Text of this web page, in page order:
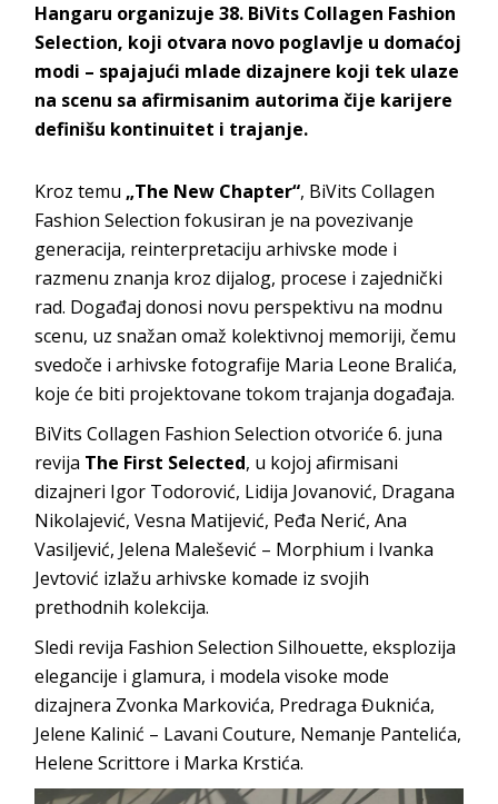
Hangaru organizuje 38. BiVits Collagen Fashion
Selection, koji otvara novo poglavlje u domaćoj
modi – spajajući mlade dizajnere koji tek ulaze
na scenu sa afirmisanim autorima čije karijere
definišu kontinuitet i trajanje.
Kroz temu„The New Chapter“, BiVits Collagen
Fashion Selection fokusiran je na povezivanje
generacija, reinterpretaciju arhivske mode i
razmenu znanja kroz dijalog, procese i zajednički
rad. Događaj donosi novu perspektivu na modnu
scenu, uz snažan omaž kolektivnoj memoriji, čemu
svedoče i arhivske fotografije Maria Leone Bralića,
koje će biti projektovane tokom trajanja događaja.
BiVits Collagen Fashion Selection otvoriće 6. juna
revija The First Selected, u kojoj afirmisani
dizajneri Igor Todorović, Lidija Jovanović, Dragana
Nikolajević, Vesna Matijević, Peđa Nerić, Ana
Vasiljević, Jelena Malešević – Morphium i Ivanka
Jevtović izlažu arhivske komade iz svojih
prethodnih kolekcija.
Sledi revija Fashion Selection Silhouette, eksplozija
elegancije i glamura, i modela visoke mode
dizajnera Zvonka Markovića, Predraga Đuknića,
Jelene Kalinić – Lavani Couture, Nemanje Pantelića,
Helene Scrittore i Marka Krstića.